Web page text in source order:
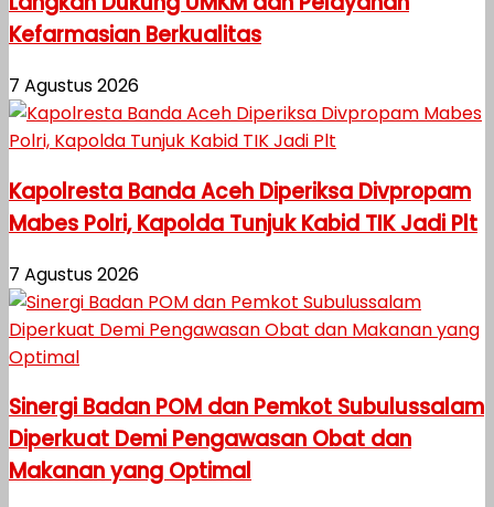
Kefarmasian Berkualitas
7 Agustus 2026
Kapolresta Banda Aceh Diperiksa Divpropam
Mabes Polri, Kapolda Tunjuk Kabid TIK Jadi Plt
7 Agustus 2026
Sinergi Badan POM dan Pemkot Subulussalam
Diperkuat Demi Pengawasan Obat dan
Makanan yang Optimal